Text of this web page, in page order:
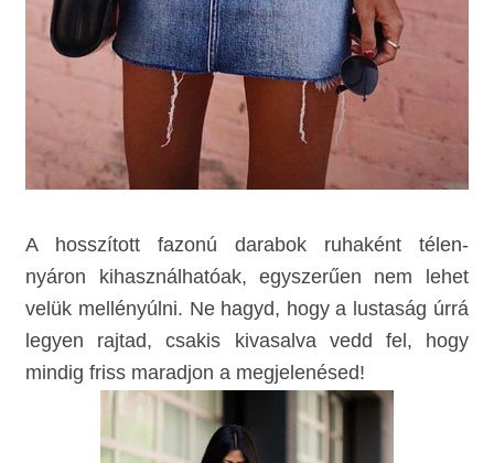
A hosszított fazonú darabok ruhaként télen-
nyáron kihasználhatóak, egyszerűen nem lehet
velük mellényúlni. Ne hagyd, hogy a lustaság úrrá
legyen rajtad, csakis kivasalva vedd fel, hogy
mindig friss maradjon a megjelenésed!